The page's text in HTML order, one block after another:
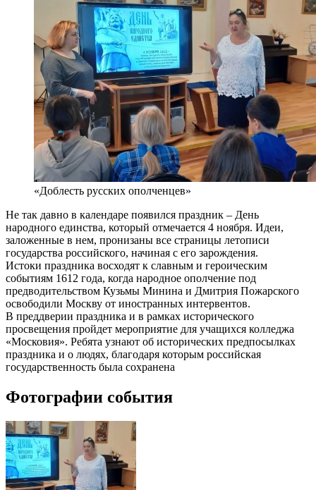
«Доблесть русских ополченцев»
Не так давно в календаре появился праздник – День
народного единства, который отмечается 4 ноября. Идеи,
заложенные в нем, пронизаны все страницы летописи
государства российского, начиная с его зарождения.
Истоки праздника восходят к славным и героическим
событиям 1612 года, когда народное ополчение под
предводительством Кузьмы Минина и Дмитрия Пожарского
освободили Москву от иностранных интервентов.
В преддверии праздника и в рамках исторического
просвещения пройдет мероприятие для учащихся колледжа
«Московия». Ребята узнают об исторических предпосылках
праздника и о людях, благодаря которым российская
государственность была сохранена
Фотографии события